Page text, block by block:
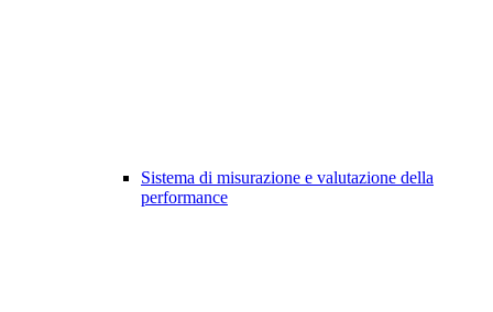
Sistema di misurazione e valutazione della
performance